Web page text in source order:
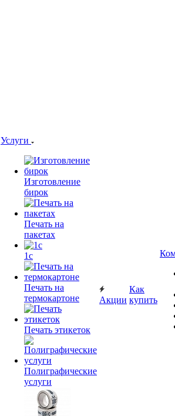
Услуги
Изготовление
бирок
Печать на
пакетах
1c
Печать на
термокартоне
Печать этикеток
Полиграфические
услуги
Акции
Как
купить